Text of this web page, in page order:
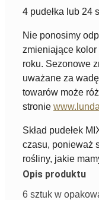
4 pudełka lub 24
Nie ponosimy
zmieniające
roku. Sezonowe
uważane za
towarów może
stronie
Skład pudełek
czasu, ponieważ
rośliny, jakie
Opis produktu
6 sztuk w